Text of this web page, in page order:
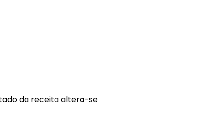
da receita altera-se